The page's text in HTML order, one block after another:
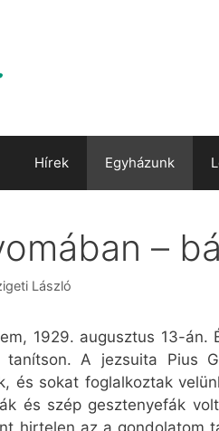
Hírek Egyházunk
–
László
1929. augusztus 13-
tanítson. A jezsuita Pius
és sokat foglalkoztak
és szép gesztenyefák
hirtelen az a gondolatom